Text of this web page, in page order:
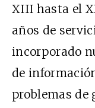
XIII hasta el
años de
incorporado
de
problemas de